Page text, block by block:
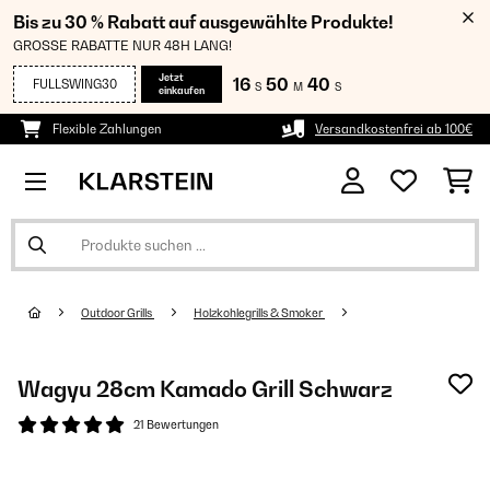
Bis zu 30 % Rabatt auf ausgewählte Produkte!
GROSSE RABATTE NUR 48H LANG!
FULLSWING30
Jetzt
einkaufen
16 S 50 M 39 S
Flexible Zahlungen Versandkostenfrei ab 100€
Outdoor Grills Holzkohlegrills & Smoker
Wagyu 28cm Kamado Grill​ Schwarz
21 Bewertungen